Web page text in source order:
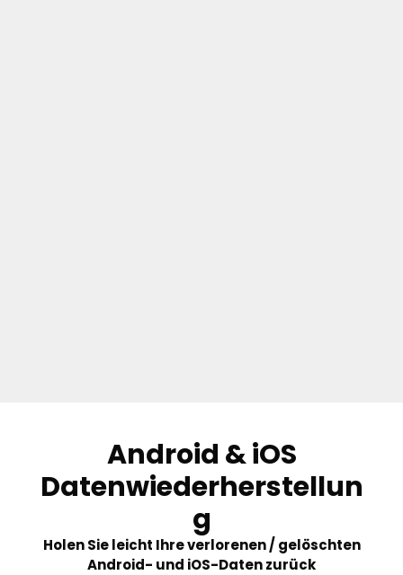
content
Android & iOS
Datenwiederherstellun
g
Holen Sie leicht Ihre verlorenen / gelöschten
Android- und iOS-Daten zurück